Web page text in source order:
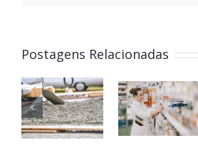
Postagens Relacionadas